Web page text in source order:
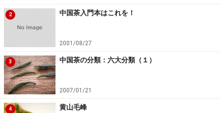
2 中国茶入門本はこれを！
2001/08/27
3 中国茶の分類：六大分類（１）
2007/01/21
4 黄山毛峰